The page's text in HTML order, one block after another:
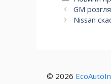
GM
Nissan
© 2026